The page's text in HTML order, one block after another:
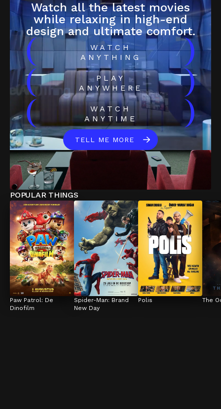
Watch all the latest movies
while relaxing in high-end
design and ultimate comfort.
(
WATCH
ANYTHING
)
(
PLAY
ANYWHERE
)
(
WATCH
ANYTIME
)
TELL ME MORE
POPULAR THINGS
Paw Patrol: De
Dinofilm
Spider-Man: Brand
New Day
Polis The